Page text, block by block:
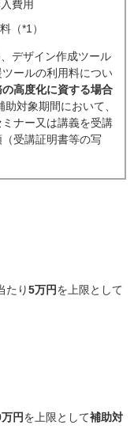
費用
（*1）
デザイン作成ツール
ールの利用料につい
高度化に資する場合
助対象期間において、
ナー又は講義を受講
受講証明書等の写
たり5万円を上限として
円を上限として補助対